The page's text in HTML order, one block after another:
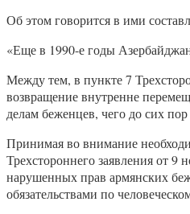
Об этом говорится в ими
«Еще в 1990-е годы
Между тем, в пункте 7
возвращение внутренне
делам беженцев, чего до сих
Принимая во внимание
Трехстороннего заявления от
нарушенных прав армянских
обязательствами по